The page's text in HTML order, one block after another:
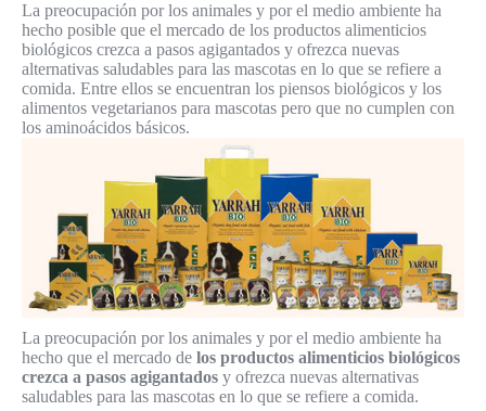
La preocupación por los animales y por el medio ambiente ha
hecho posible que el mercado de los productos alimenticios
biológicos crezca a pasos agigantados y ofrezca nuevas
alternativas saludables para las mascotas en lo que se refiere a
comida. Entre ellos se encuentran los piensos biológicos y los
alimentos vegetarianos para mascotas pero que no cumplen con
los aminoácidos básicos.
La preocupación por los animales y por el medio ambiente ha
hecho que el mercado de los productos alimenticios biológicos
crezca a pasos agigantados y ofrezca nuevas alternativas
saludables para las mascotas en lo que se refiere a comida.